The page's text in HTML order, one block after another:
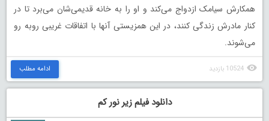
همکارش سیامک ازدواج می‌کند و او را به خانه قدیمی‌شان می‌برد تا در
کنار مادرش زندگی کنند، در این همزیستی آنها با اتفاقات غریبی روبه رو
می‌شوند.
10524 بازدید ادامه مطلب
دانلود فیلم زیر نور کم